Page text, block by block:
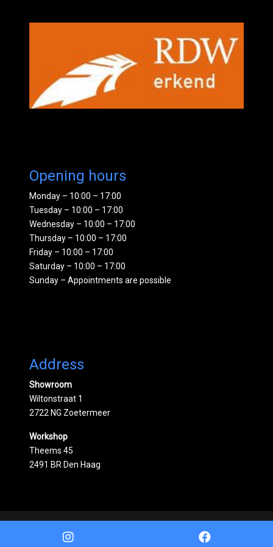
Opening hours
Monday – 10:00 – 17:00
Tuesday – 10:00 – 17:00
Wednesday – 10:00 – 17:00
Thursday – 10:00 – 17:00
Friday – 10:00 – 17:00
Saturday – 10:00 – 17:00
Sunday – Appointments are possible
Address
Showroom
Wiltonstraat 1
2722 NG Zoetermeer
Workshop
Theems 45
2491 BR Den Haag
Powered byMobilox